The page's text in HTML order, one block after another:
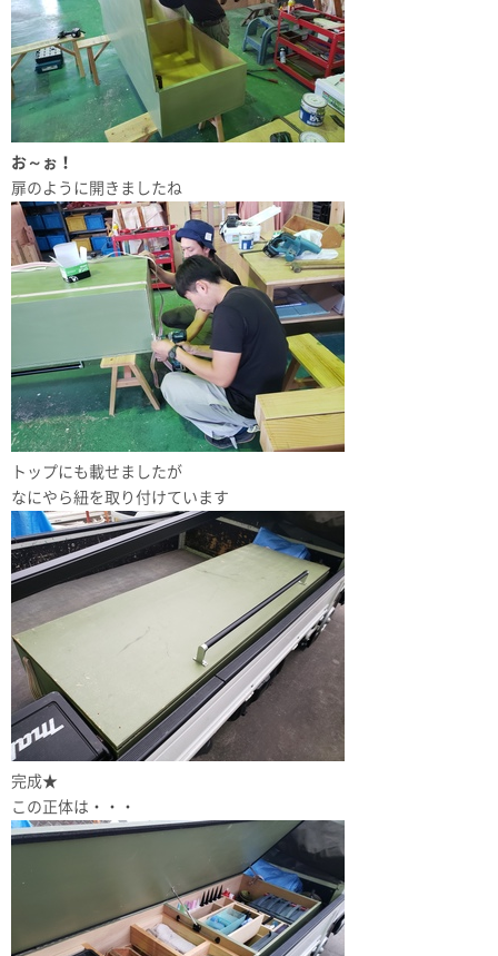
お～ぉ！
扉のように開きましたね
トップにも載せましたが
なにやら紐を取り付けています
完成★
この正体は・・・